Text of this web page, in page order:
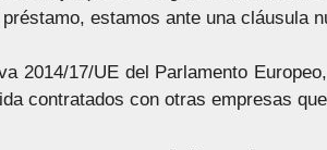
estamos ante una cláusula
2014/17/UE del Parlamento
contratados con otras empresas